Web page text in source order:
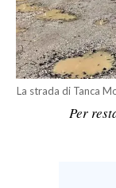
SERVIZI ALLE
LAVORO
BANDI
SPORT IN
La strada di Tanca
Per